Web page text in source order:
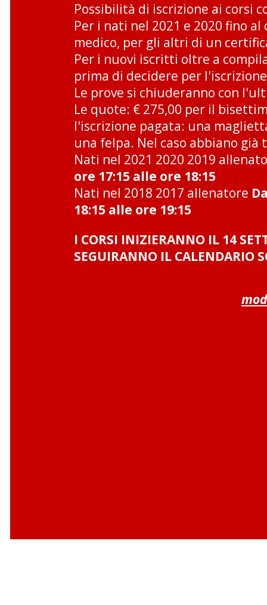
Possibilità di iscrizione ai corsi
Per i nati nel 2021 e 2020 fino
medico, per gli altri di un
Per i nuovi iscritti oltre a
prima di decidere per
Le prove si chiuderanno con
Le quote: € 275,00 per il
l'iscrizione pagata: una
una felpa. Nel caso abbiano
Nati nel 2021 2020 2019
ore 17:15 alle ore 18:15
Nati nel 2018 2017 allenatore
18:15 alle ore 19:15
I CORSI INIZIERANNO IL 14
SEGUIRANNO IL CALENDARIO